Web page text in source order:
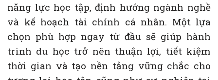
năng lực học tập, định hướng ngành nghề
và kế hoạch tài chính cá nhân. Một lựa
chọn phù hợp ngay từ đầu sẽ giúp hành
trình du học trở nên thuận lợi, tiết kiệm
thời gian và tạo nền tảng vững chắc cho